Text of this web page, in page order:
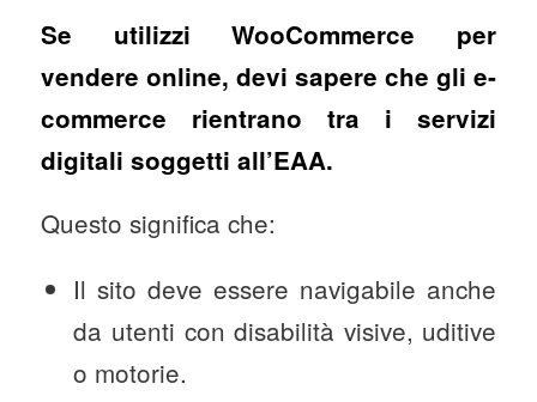
Se utilizzi WooCommerce per
vendere online, devi sapere che gli e-
commerce rientrano tra i servizi
digitali soggetti all’EAA.
Questo significa che:
Il sito deve essere navigabile anche
da utenti con disabilità visive, uditive
o motorie.